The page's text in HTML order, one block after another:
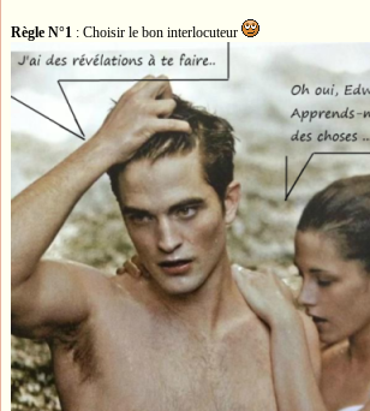
Règle N°1 : Choisir le bon interlocuteur